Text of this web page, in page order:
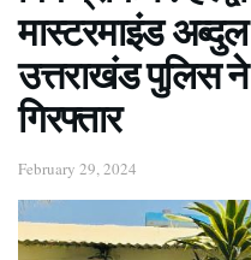
मास्टरमाइंड
उत्तराखंड पुलिस
गिरफ्तार
February 29, 2024